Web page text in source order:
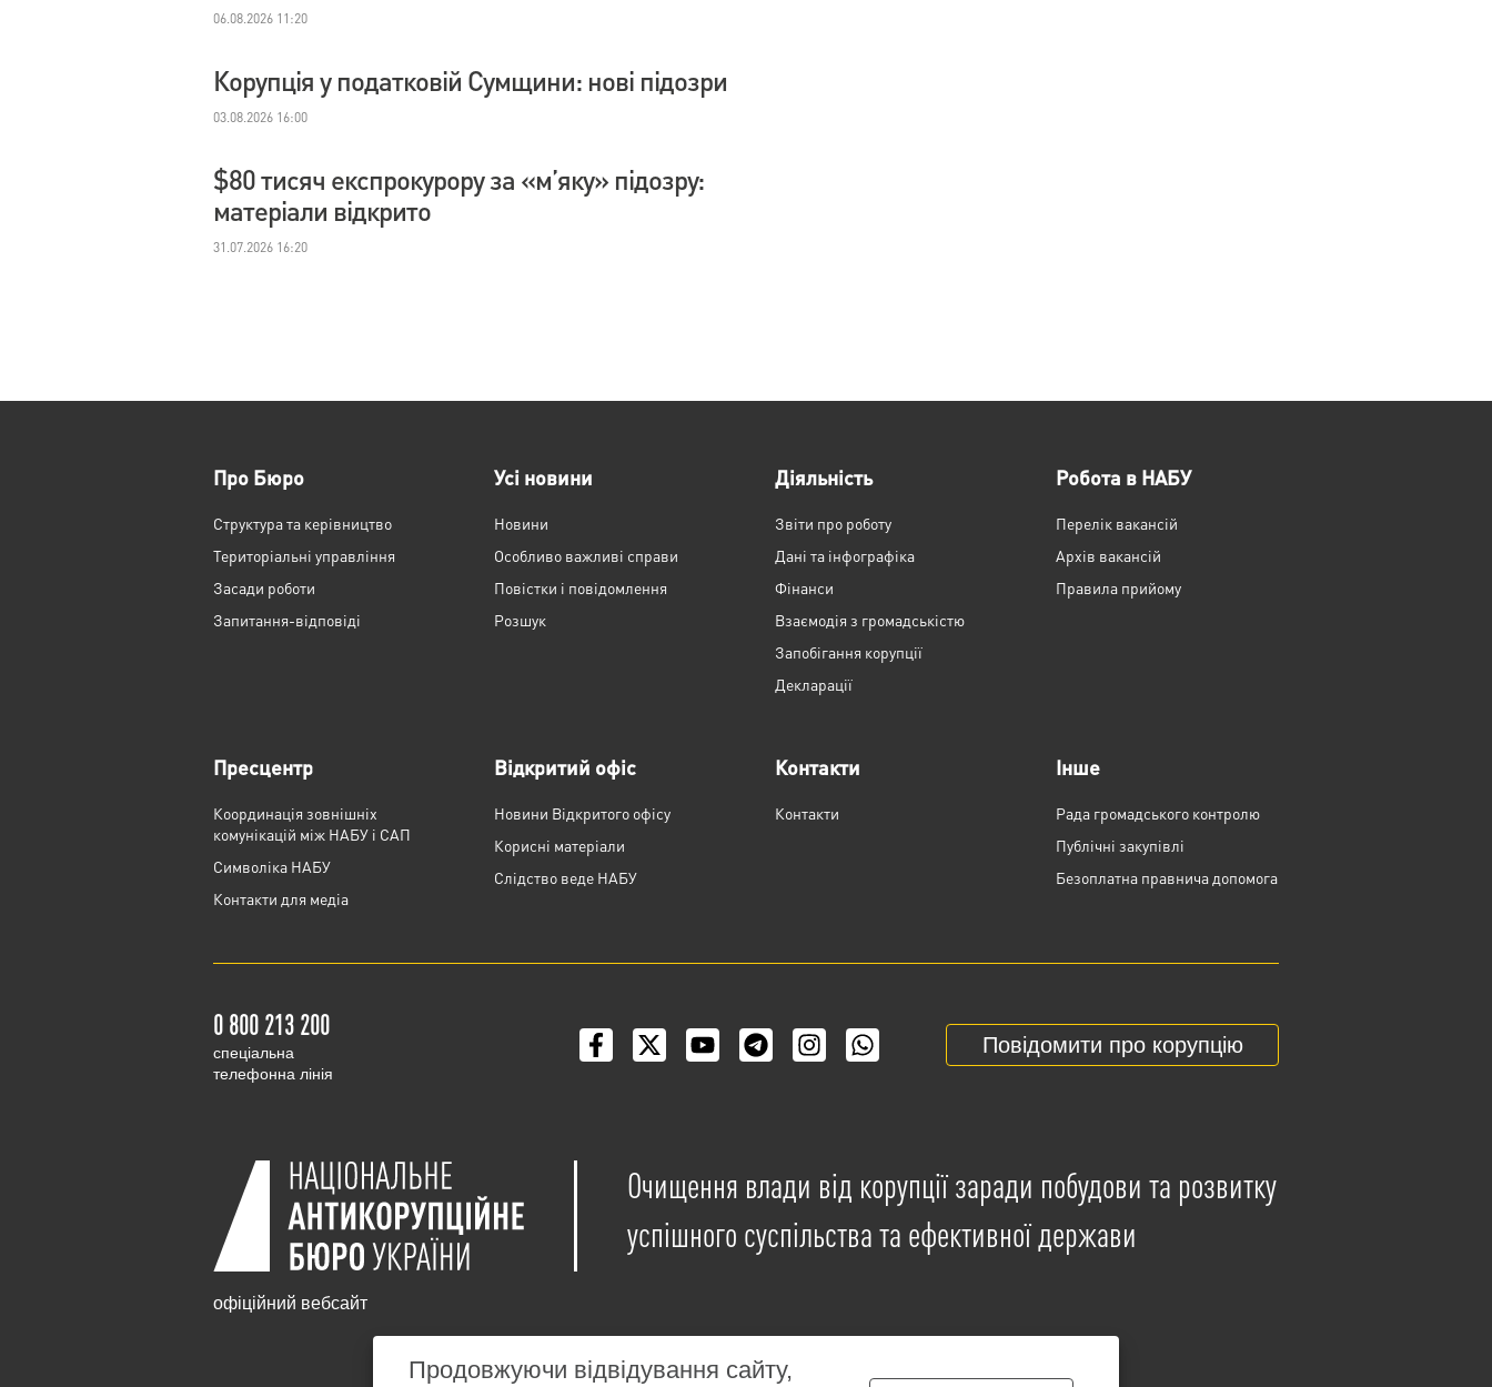
06.08.2026 11:20
Корупція у податковій Сумщини: нові підозри
03.08.2026 16:00
$80 тисяч експрокурору за «м’яку» підозру:
матеріали відкрито
31.07.2026 16:20
Про Бюро
Структура та керівництво
Територіальні управління
Засади роботи
Запитання-відповіді
Усі новини
Новини
Особливо важливі справи
Повістки і повідомлення
Розшук
Діяльність
Звіти про роботу
Дані та інфографіка
Фінанси
Взаємодія з громадськістю
Запобігання корупції
Декларації
Робота в НАБУ
Перелік вакансій
Архів вакансій
Правила прийому
Пресцентр
Координація зовнішніх
комунікацій між НАБУ і САП
Cимволіка НАБУ
Контакти для медіа
Відкритий офіс
Новини Відкритого офісу
Корисні матеріали
Слідство веде НАБУ
Контакти
Контакти
Інше
Рада громадського контролю
Публічні закупівлі
Безоплатна правнича допомога
0 800 213 200
cпеціальна
телефонна лінія
Повідомити про корупцію
офіційний вебсайт
Очищення влади від корупції заради побудови та розвитку
успішного суспільства та ефективної держави
Продовжуючи відвідування сайту,